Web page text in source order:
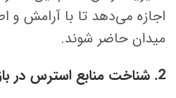
اجازه می‌دهد تا با آرامش و
میدان حاضر شوند.
2. شناخت منابع استرس در بازیکنان فوتبال پایه